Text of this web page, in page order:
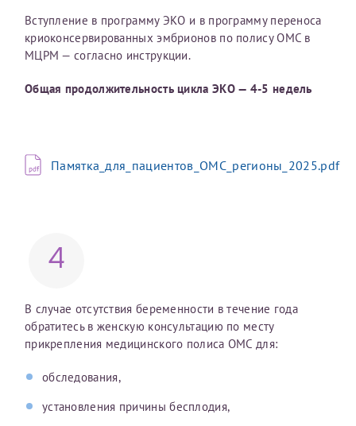
Вступление в программу ЭКО и в программу переноса
криоконсервированных эмбрионов по полису ОМС в
МЦРМ — согласно инструкции.
Общая продолжительность цикла ЭКО — 4-5 недель
Памятка_для_пациентов_ОМС_регионы_2025.pdf
4
В случае отсутствия беременности в течение года
обратитесь в женскую консультацию по месту
прикрепления медицинского полиса ОМС для:
обследования,
установления причины бесплодия,
налогоплательщик, тот, кто будет получать вычет - ФИО
налогоплательщика
2023
Лично в кассе центра
Направить справку сразу в ИФНС
(упрощенный порядок возврата НДФЛ с 2024 г.)